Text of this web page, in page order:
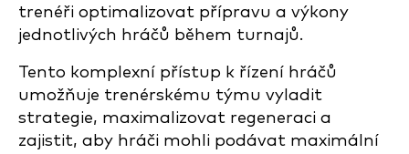
trenéři optimalizovat přípravu a výkony
jednotlivých hráčů během turnajů.
Tento komplexní přístup k řízení hráčů
umožňuje trenérskému týmu vyladit
strategie, maximalizovat regeneraci a
zajistit, aby hráči mohli podávat maximální